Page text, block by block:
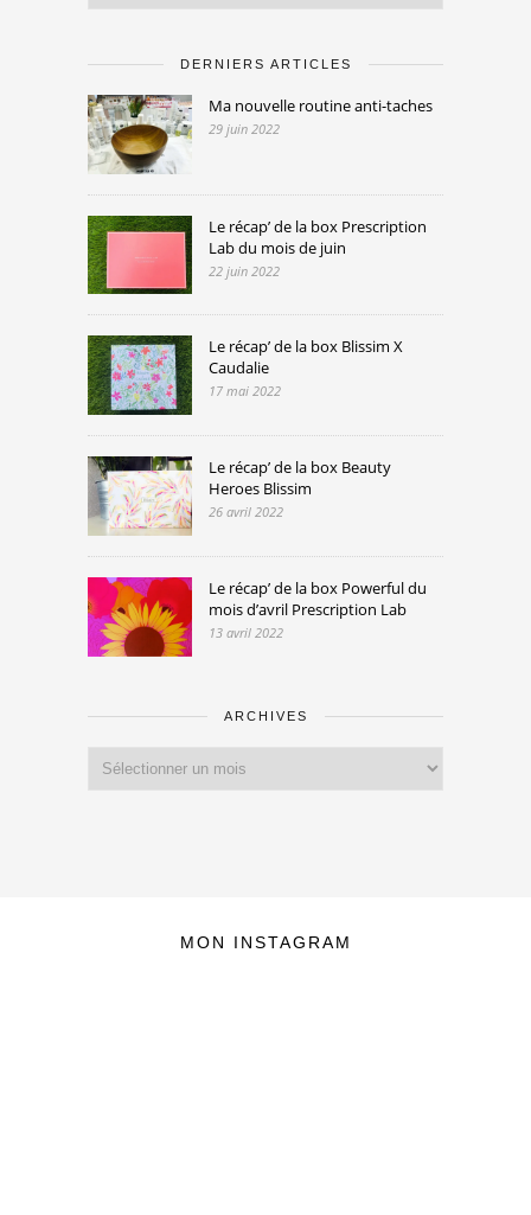
DERNIERS ARTICLES
Ma nouvelle routine anti-taches
29 juin 2022
Le récap’ de la box Prescription
Lab du mois de juin
22 juin 2022
Le récap’ de la box Blissim X
Caudalie
17 mai 2022
Le récap’ de la box Beauty
Heroes Blissim
26 avril 2022
Le récap’ de la box Powerful du
mois d’avril Prescription Lab
13 avril 2022
ARCHIVES
MON INSTAGRAM